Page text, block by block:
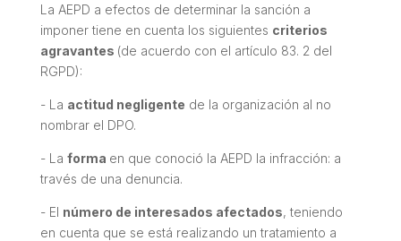
La AEPD a efectos de determinar la sanción a
imponer tiene en cuenta los siguientes criterios
agravantes (de acuerdo con el artículo 83. 2 del
RGPD):
- La actitud negligente de la organización al no
nombrar el DPO.
- La forma en que conoció la AEPD la infracción: a
través de una denuncia.
- El número de interesados afectados, teniendo
en cuenta que se está realizando un tratamiento a